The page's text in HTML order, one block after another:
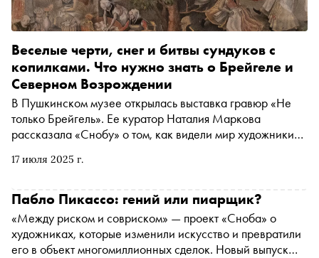
17 июля 2025 г.
Веселые черти, снег и битвы сундуков с
копилками. Что нужно знать о Брейгеле и
Северном Возрождении
В Пушкинском музее открылась выставка гравюр «Не
только Брейгель». Ее куратор Наталия Маркова
рассказала «Снобу» о том, как видели мир художники
цитировали Брейгеля в своих фильмах, что связывает
Джуса и чем отличается Северное Возрождение от
итальянского
Пабло Пикассо: гений или пиарщик?
«Между риском и совриском» — проект «Сноба» о
художниках, которые изменили искусство и превратили
его в объект многомиллионных сделок. Новый выпуск